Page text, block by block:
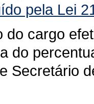
pela Lei
do cargo
do
Secretário